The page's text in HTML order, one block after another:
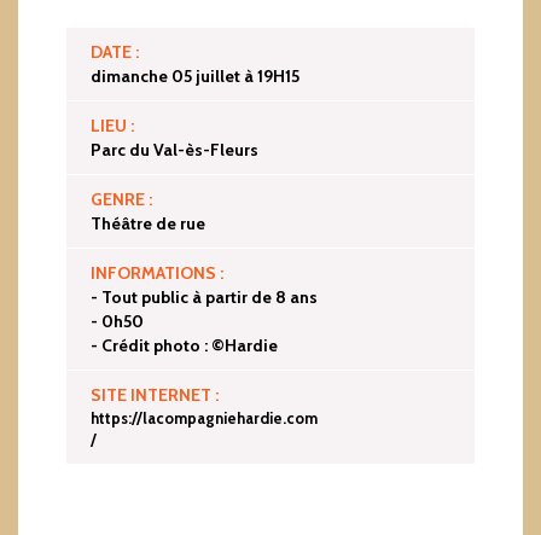
DATE :
dimanche 05 juillet à 19H15
LIEU :
Parc du Val-ès-Fleurs
GENRE :
Théâtre de rue
INFORMATIONS :
- Tout public à partir de 8 ans
- 0h50
- Crédit photo : ©Hardie
SITE INTERNET :
https://lacompagniehardie.com
/